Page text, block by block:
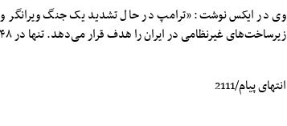
وی در ایکس نوشت: «ترامپ در حال تشدید یک جنگ ویرانگر و
زیرساخت‌های غیرنظامی در ایران را هدف قرار می‌دهد. تنها در ۴۸ ساعت گذشته، لفاظی‌ها از هر مرزی عبور کرده است.»
انتهای پیام/2111